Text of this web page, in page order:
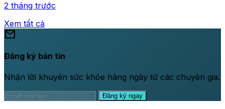
2 tháng trước
Xem tất cả
mail
Đăng ký bản tin
Nhận lời khuyên sức khỏe hàng ngày từ các chuyên gia.
Đăng ký ngay